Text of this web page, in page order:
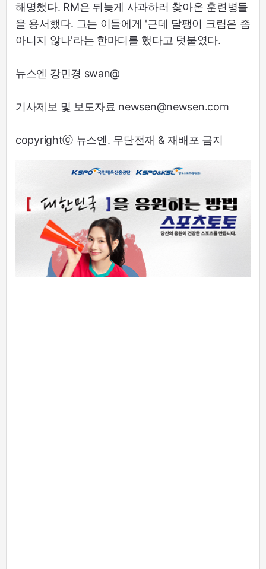
해명했다. RM은 뒤늦게 사과하러 찾아온 훈련병들
을 용서했다. 그는 이들에게 '근데 달팽이 크림은 좀
아니지 않나'라는 한마디를 했다고 덧붙였다.
뉴스엔 강민경 swan@
기사제보 및 보도자료 newsen@newsen.com
copyrightⓒ 뉴스엔. 무단전재 & 재배포 금지